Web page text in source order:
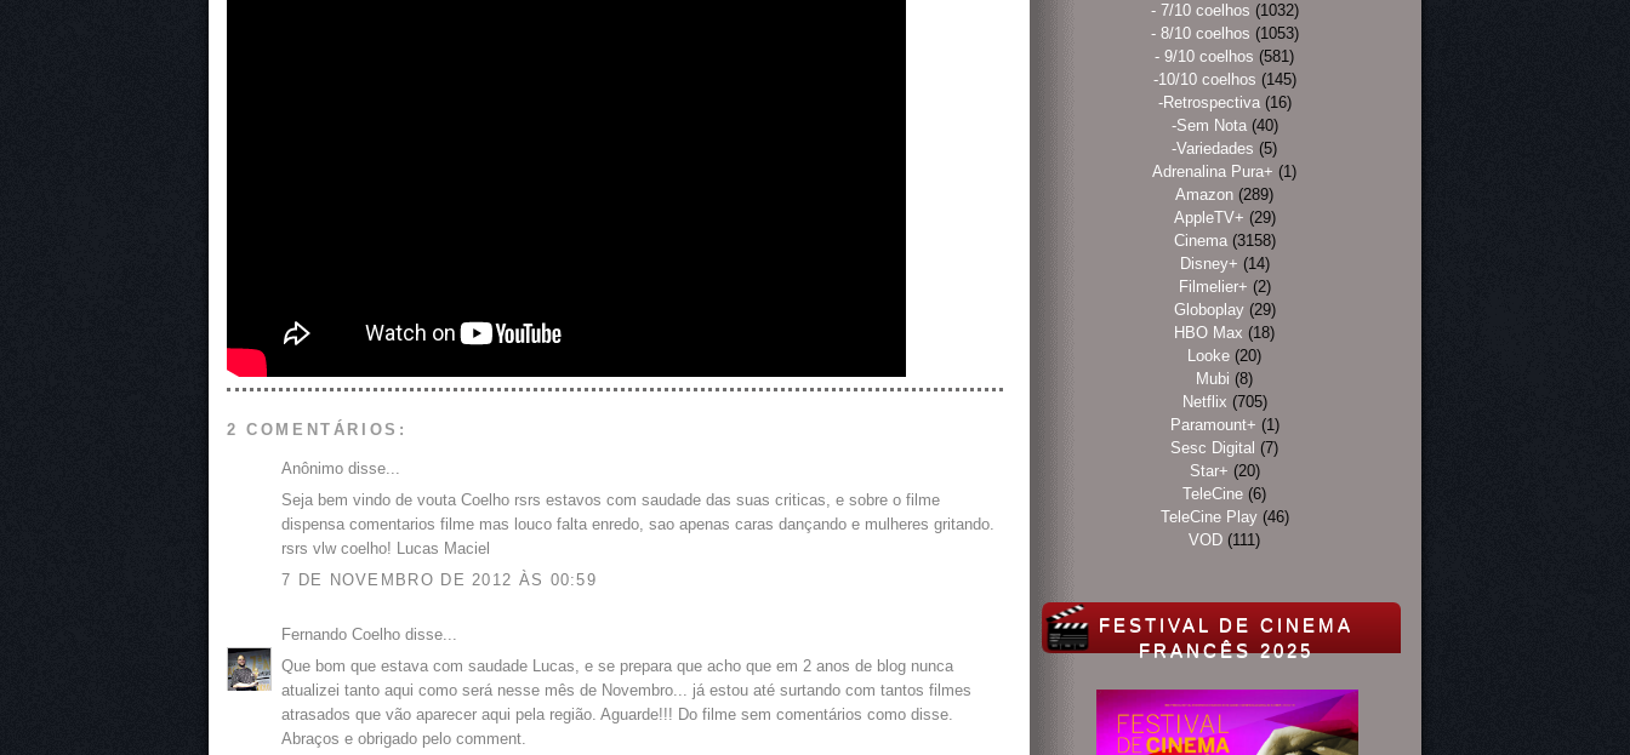
2 COMENTÁRIOS:
Anônimo disse...
Seja bem vindo de vouta Coelho rsrs estavos com saudade das suas criticas, e sobre o filme
dispensa comentarios filme mas louco falta enredo, sao apenas caras dançando e mulheres gritando.
rsrs vlw coelho! Lucas Maciel
7 DE NOVEMBRO DE 2012 ÀS 00:59
Fernando Coelho disse...
Que bom que estava com saudade Lucas, e se prepara que acho que em 2 anos de blog nunca
atualizei tanto aqui como será nesse mês de Novembro... já estou até surtando com tantos filmes
atrasados que vão aparecer aqui pela região. Aguarde!!! Do filme sem comentários como disse.
Abraços e obrigado pelo comment.
- 7/10 coelhos (1032)
- 8/10 coelhos (1053)
- 9/10 coelhos (581)
-10/10 coelhos (145)
-Retrospectiva (16)
-Sem Nota (40)
-Variedades (5)
Adrenalina Pura+ (1)
Amazon (289)
AppleTV+ (29)
Cinema (3158)
Disney+ (14)
Filmelier+ (2)
Globoplay (29)
HBO Max (18)
Looke (20)
Mubi (8)
Netflix (705)
Paramount+ (1)
Sesc Digital (7)
Star+ (20)
TeleCine (6)
TeleCine Play (46)
VOD (111)
FESTIVAL DE CINEMA
FRANCÊS 2025